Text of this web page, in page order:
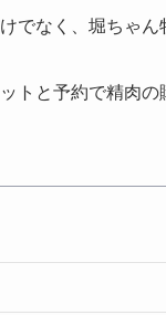
でなく、堀ちゃん
トと予約で精肉の